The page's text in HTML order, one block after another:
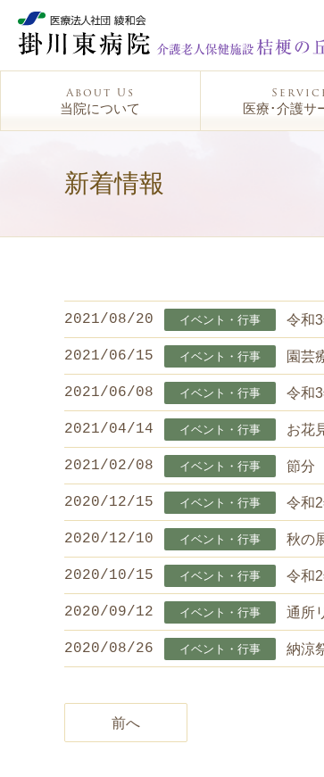
本文へジャンプ
About Us
当院について 医療･介護サ
新着情報
2021/08/20 イベント・行事 令和
2021/06/15 イベント・行事 園芸
2021/06/08 イベント・行事 令和
2021/04/14 イベント・行事 お花
2021/02/08 イベント・行事 節分
2020/12/15 イベント・行事 令和
2020/12/10 イベント・行事 秋の
2020/10/15 イベント・行事 令和
2020/09/12 イベント・行事 通所
2020/08/26 イベント・行事 納涼
前へ